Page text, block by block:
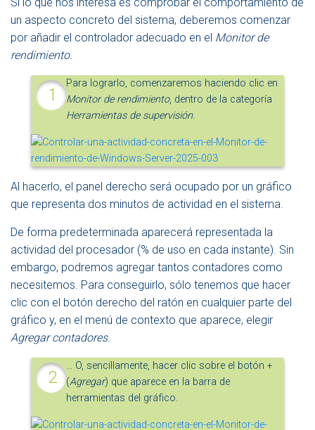
un aspecto concreto del sistema, deberemos comenzar
por añadir el controlador adecuado en el Monitor de
rendimiento.
Para lograrlo, comenzaremos haciendo clic en
Monitor de rendimiento, dentro de la categoría
Herramientas de supervisión.
Al hacerlo, el panel derecho será ocupado por un gráfico
que representa dos minutos de actividad en el sistema.
De forma predeterminada aparecerá representada la
actividad del procesador (% de uso en cada instante). Sin
embargo, podremos agregar tantos contadores como
necesitemos. Para conseguirlo, sólo tenemos que hacer
clic con el botón derecho del ratón en cualquier parte del
gráfico y, en el menú de contexto que aparece, elegir
Agregar contadores.
… O, sencillamente, hacer clic sobre el botón +
(Agregar) que aparece en la barra de
herramientas del gráfico.